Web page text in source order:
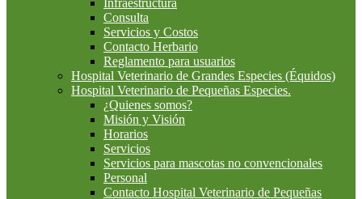
Consulta
Servicios y Costos
Contacto Herbario
Reglamento para usuarios
Hospital Veterinario de Grandes Especies (Équidos)
Hospital Veterinario de Pequeñas Especies.
¿Quienes somos?
Misión y Visión
Horarios
Servicios
Servicios para mascotas no convencionales
Personal
Contacto Hospital Veterinario de Pequeñas